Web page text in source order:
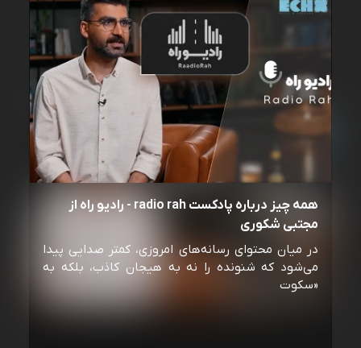
همه چیز درباره پادکست radio rah - رادیو راه از
مجتبی شکوری
در میان محتوای رسانه‌های امروزی، کمتر صدایی پیدا
می‌شود که شنونده را نه به هیجان کاذب، بلکه به
«سکوت